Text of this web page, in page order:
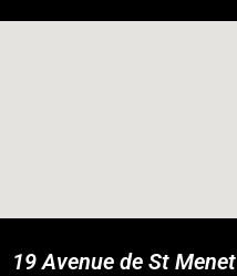
19 Avenue de St Menet